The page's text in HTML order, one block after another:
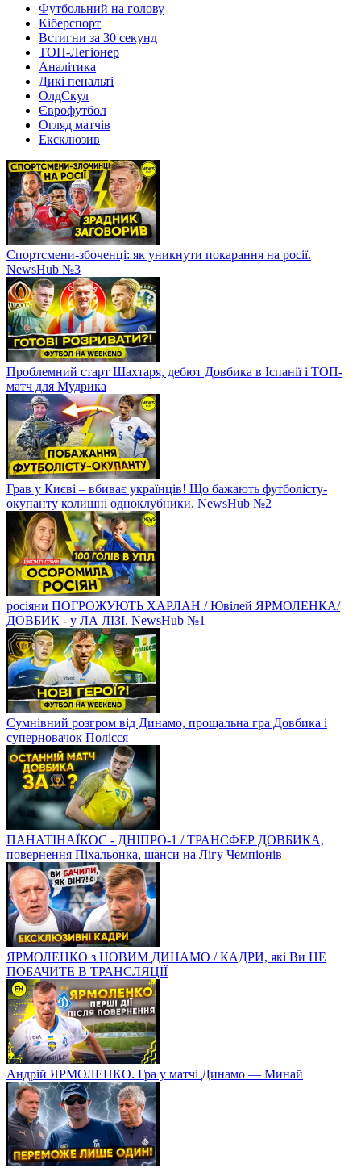
Футбольний на голову
Кіберспорт
Встигни за 30 секунд
ТОП-Легіонер
Аналітика
Дикі пенальті
ОлдСкул
Єврофутбол
Огляд матчів
Ексклюзив
Спортсмени-збоченці: як уникнути покарання на росії.
NewsHub №3
Проблемний старт Шахтаря, дебют Довбика в Іспанії і ТОП-
матч для Мудрика
Грав у Києві – вбиває українців! Що бажають футболісту-
окупанту колишні одноклубники. NewsHub №2
росіяни ПОГРОЖУЮТЬ ХАРЛАН / Ювілей ЯРМОЛЕНКА/
ДОВБИК - у ЛА ЛІЗІ. NewsHub №1
Сумнівний розгром від Динамо, прощальна гра Довбика і
суперновачок Полісся
ПАНАТІНАЇКОС - ДНІПРО-1 / ТРАНСФЕР ДОВБИКА,
повернення Піхальонка, шанси на Лігу Чемпіонів
ЯРМОЛЕНКО з НОВИМ ДИНАМО / КАДРИ, які Ви НЕ
ПОБАЧИТЕ В ТРАНСЛЯЦІЇ
Андрій ЯРМОЛЕНКО. Гра у матчі Динамо — Минай